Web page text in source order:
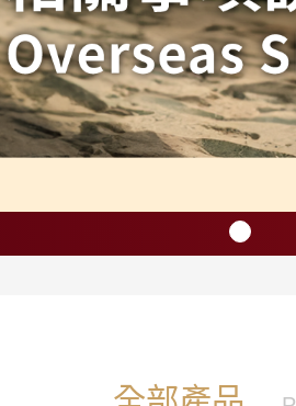
系列
盒
家庭號